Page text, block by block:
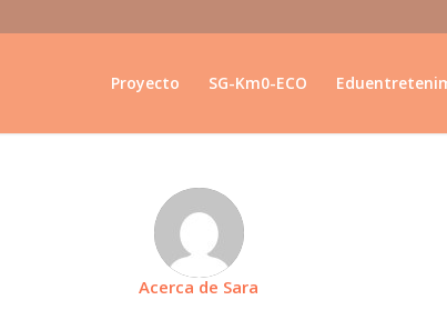
Proyecto SG-Km0-ECO
Acerca de Sara